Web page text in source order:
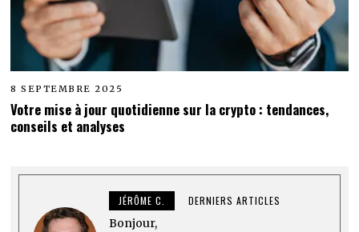
8 SEPTEMBRE 2025
Votre mise à jour quotidienne sur la crypto : tendances,
conseils et analyses
JÉRÔME C. DERNIERS ARTICLES
Bonjour,